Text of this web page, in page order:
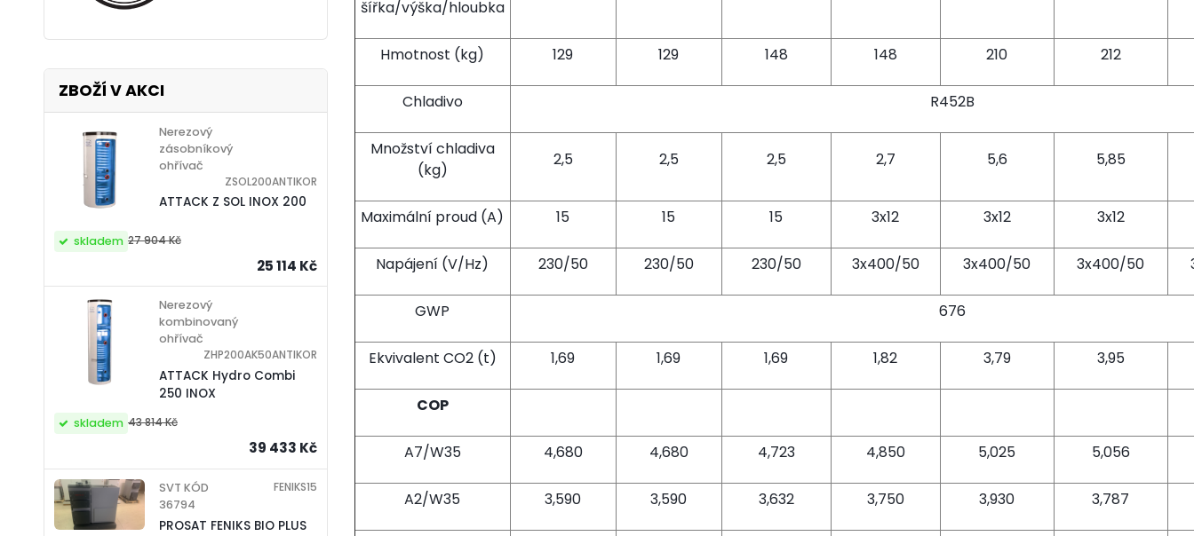
ZBOŽÍ V AKCI
ATTACK Z SOL INOX 200
Nerezový
zásobníkový
ohřívač
ZSOL200ANTIKOR
27 904 Kč
25 114 Kč
skladem
ATTACK Hydro Combi
250 INOX
Nerezový
kombinovaný
ohřívač
ZHP200AK50ANTIKOR
43 814 Kč
39 433 Kč
skladem
PROSAT FENIKS BIO PLUS
SVT KÓD
36794
FENIKS15
šířka/výška/hloubka
Hmotnost (kg) 129 129 148 148 210 212
Chladivo R452B
Množství chladiva
(kg)
2,5 2,5 2,5 2,7 5,6 5,85
Maximální proud (A) 15 15 15 3x12 3x12 3x12
Napájení (V/Hz) 230/50 230/50 230/50 3x400/50 3x400/50 3x400/50
GWP 676
Ekvivalent CO2 (t) 1,69 1,69 1,69 1,82 3,79 3,95
COP
A7/W35 4,680 4,680 4,723 4,850 5,025 5,056
A2/W35 3,590 3,590 3,632 3,750 3,930 3,787